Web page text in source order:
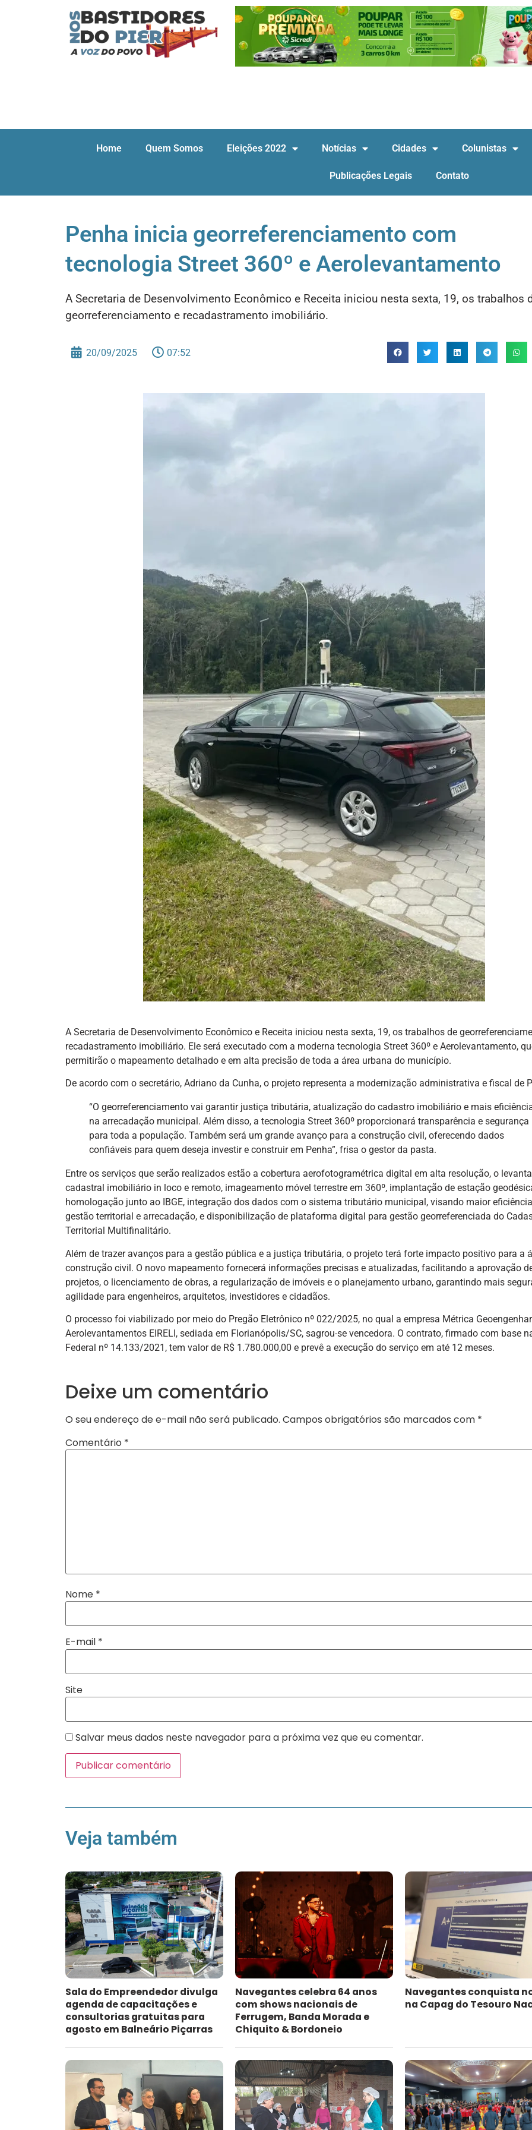
Home Quem Somos Eleições 2022 Notícias Cidades Colunistas
Publicações Legais Contato
Penha inicia georreferenciamento com
tecnologia Street 360º e Aerolevantamento
A Secretaria de Desenvolvimento Econômico e Receita iniciou nesta sexta, 19, os trabalhos
georreferenciamento e recadastramento imobiliário.
20/09/2025 07:52
A Secretaria de Desenvolvimento Econômico e Receita iniciou nesta sexta, 19, os trabalhos de
recadastramento imobiliário. Ele será executado com a moderna tecnologia Street 360º e Aerolevantamento,
permitirão o mapeamento detalhado e em alta precisão de toda a área urbana do município.
De acordo com o secretário, Adriano da Cunha, o projeto representa a modernização administrativa e fiscal de
“O georreferenciamento vai garantir justiça tributária, atualização do cadastro imobiliário e mais
na arrecadação municipal. Além disso, a tecnologia Street 360º proporcionará transparência e segurança
para toda a população. Também será um grande avanço para a construção civil, oferecendo dados
confiáveis para quem deseja investir e construir em Penha”, frisa o gestor da pasta.
Entre os serviços que serão realizados estão a cobertura aerofotogramétrica digital em alta resolução, o
cadastral imobiliário in loco e remoto, imageamento móvel terrestre em 360º, implantação de estação
homologação junto ao IBGE, integração dos dados com o sistema tributário municipal, visando maior
gestão territorial e arrecadação, e disponibilização de plataforma digital para gestão georreferenciada do
Territorial Multifinalitário.
Além de trazer avanços para a gestão pública e a justiça tributária, o projeto terá forte impacto positivo para a
construção civil. O novo mapeamento fornecerá informações precisas e atualizadas, facilitando a aprovação
projetos, o licenciamento de obras, a regularização de imóveis e o planejamento urbano, garantindo mais
agilidade para engenheiros, arquitetos, investidores e cidadãos.
O processo foi viabilizado por meio do Pregão Eletrônico nº 022/2025, no qual a empresa Métrica
Aerolevantamentos EIRELI, sediada em Florianópolis/SC, sagrou-se vencedora. O contrato, firmado com base
Federal nº 14.133/2021, tem valor de R$ 1.780.000,00 e prevê a execução do serviço em até 12 meses.
Deixe um comentário
O seu endereço de e-mail não será publicado. Campos obrigatórios são marcados com *
Comentário *
Nome *
E-mail *
Site
Salvar meus dados neste navegador para a próxima vez que eu comentar.
Veja também
Sala do Empreendedor divulga
agenda de capacitações e
consultorias gratuitas para
agosto em Balneário Piçarras
Navegantes celebra 64 anos
com shows nacionais de
Ferrugem, Banda Morada e
Chiquito & Bordoneio
Navegantes conquista
na Capag do Tesouro